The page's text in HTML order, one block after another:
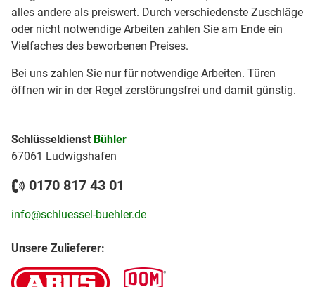
alles andere als preiswert. Durch verschiedenste Zuschläge
oder nicht notwendige Arbeiten zahlen Sie am Ende ein
Vielfaches des beworbenen Preises.
Bei uns zahlen Sie nur für notwendige Arbeiten. Türen
öffnen wir in der Regel zerstörungsfrei und damit günstig.
Schlüsseldienst Bühler
67061 Ludwigshafen
0170 817 43 01
info@schluessel-buehler.de
Unsere Zulieferer: